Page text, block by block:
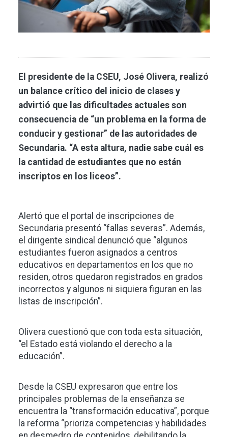
El presidente de la CSEU, José Olivera, realizó
un balance crítico del inicio de clases y
advirtió que las dificultades actuales son
consecuencia de “un problema en la forma de
conducir y gestionar” de las autoridades de
Secundaria. “A esta altura, nadie sabe cuál es
la cantidad de estudiantes que no están
inscriptos en los liceos”.
Alertó que el portal de inscripciones de
Secundaria presentó “fallas severas”. Además,
el dirigente sindical denunció que “algunos
estudiantes fueron asignados a centros
educativos en departamentos en los que no
residen, otros quedaron registrados en grados
incorrectos y algunos ni siquiera figuran en las
listas de inscripción”.
Olivera cuestionó que con toda esta situación,
“el Estado está violando el derecho a la
educación”.
Desde la CSEU expresaron que entre los
principales problemas de la enseñanza se
encuentra la “transformación educativa”, porque
la reforma “prioriza competencias y habilidades